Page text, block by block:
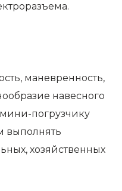
маневренность,
навесного
погрузчику
выполнять
хозяйственных